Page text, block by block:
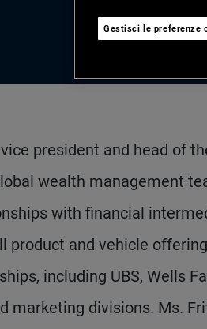
president and head of
wealth management
with financial
product and vehicle
including UBS, Wells
marketing divisions. Ms.
Gestisci le preferenze